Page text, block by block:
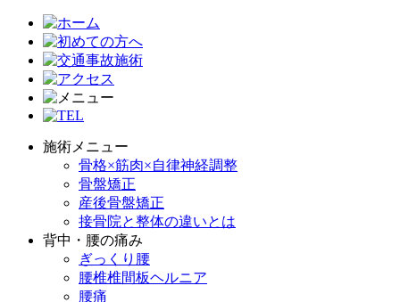
施術メニュー
骨格×筋肉×自律神経調整
骨盤矯正
産後骨盤矯正
接骨院と整体の違いとは
背中・腰の痛み
ぎっくり腰
腰椎椎間板ヘルニア
腰痛